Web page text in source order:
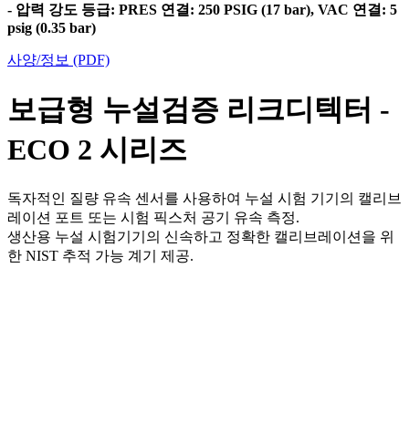
- 압력 강도 등급: PRES 연결: 250 PSIG (17 bar), VAC 연결: 5
psig (0.35 bar)
사양/정보 (PDF)
보급형 누설검증 리크디텍터 -
ECO 2 시리즈
독자적인 질량 유속 센서를 사용하여 누설 시험 기기의 캘리브
레이션 포트 또는 시험 픽스처 공기 유속 측정.
생산용 누설 시험기기의 신속하고 정확한 캘리브레이션을 위
한 NIST 추적 가능 계기 제공.